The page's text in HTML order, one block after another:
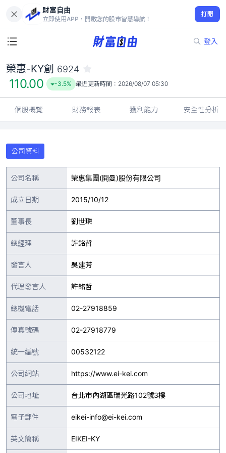
財富自由
立即使用APP，開啟您的股市智慧導航！
打開
登入
110.00
-3.5%
榮惠-KY創 6924
110.00 -3.5% 最近更新時間： 2026/08/07 05:30
個股概覽 財務報表 獲利能力 安全性分析
公司資料
公司名稱 榮惠集團(開曼)股份有限公司
成立日期 2015/10/12
董事長 劉世璘
總經理 許銘哲
發言人 吳建芳
代理發言人 許銘哲
總機電話 02-27918859
傳真號碼 02-27918779
統一編號 00532122
公司網站 https://www.ei-kei.com
公司地址 台北市內湖區瑞光路102號3樓
電子郵件 eikei-info@ei-kei.com
英文簡稱 EIKEI-KY